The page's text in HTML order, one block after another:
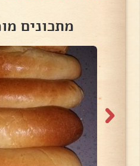
מתכונים